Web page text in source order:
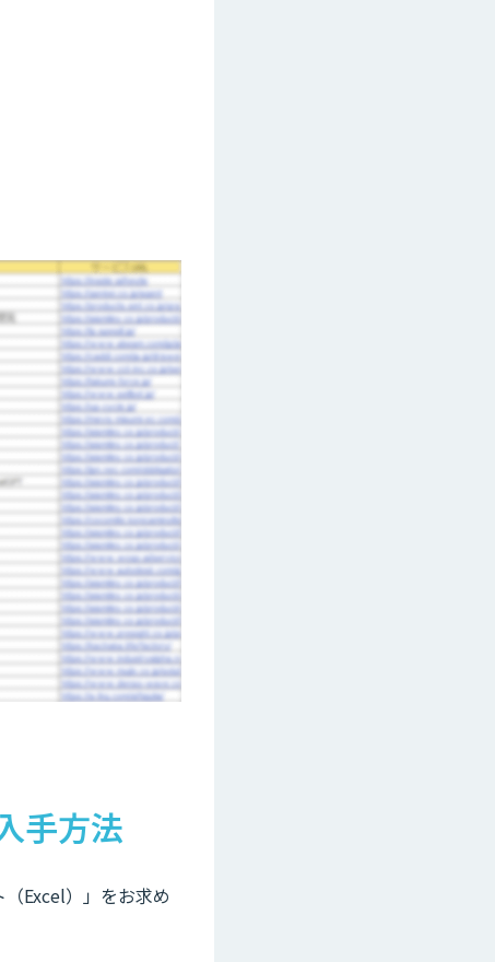
手方法
Excel）」をお求め